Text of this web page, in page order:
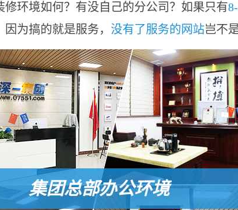
修环境如何？有没自己的分公司？如果只有
因为搞的就是服务， 没有了服务的网站岂不
集团总部办公环境